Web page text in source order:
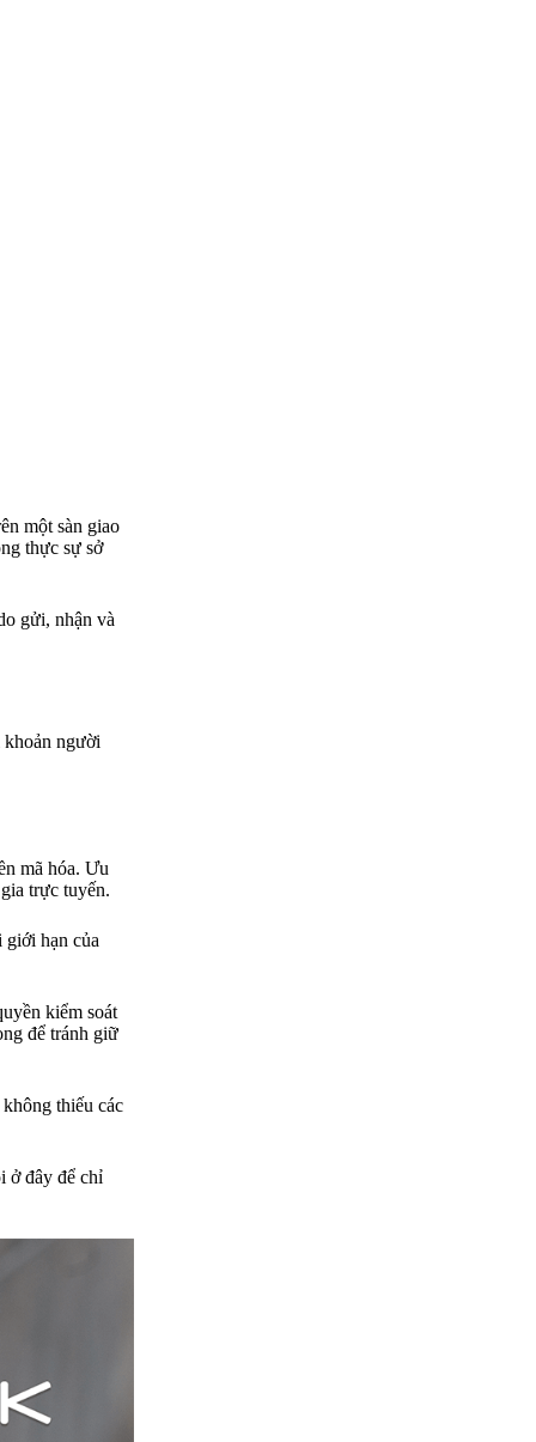
một sàn giao
thực sự sở
gửi, nhận và
khoản người
mã hóa. Ưu
trực tuyến.
giới hạn của
kiểm soát
để tránh giữ
thiếu các
ở đây để chỉ